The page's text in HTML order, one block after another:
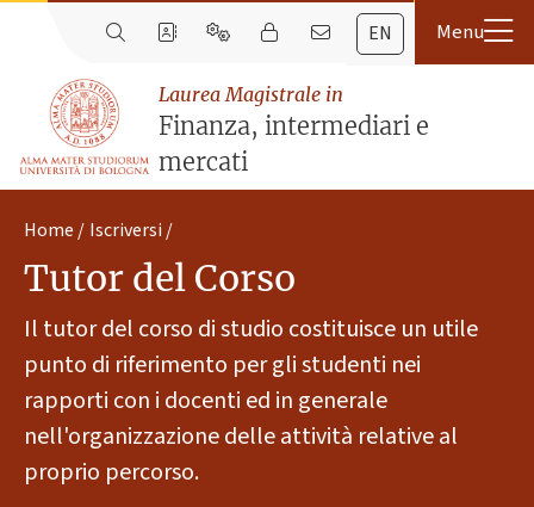
EN
Laurea Magistrale in
Finanza, intermediari e
mercati
Home Iscriversi
Tutor del Corso
Il tutor del corso di studio costituisce un utile
punto di riferimento per gli studenti nei
rapporti con i docenti ed in generale
nell'organizzazione delle attività relative al
proprio percorso.